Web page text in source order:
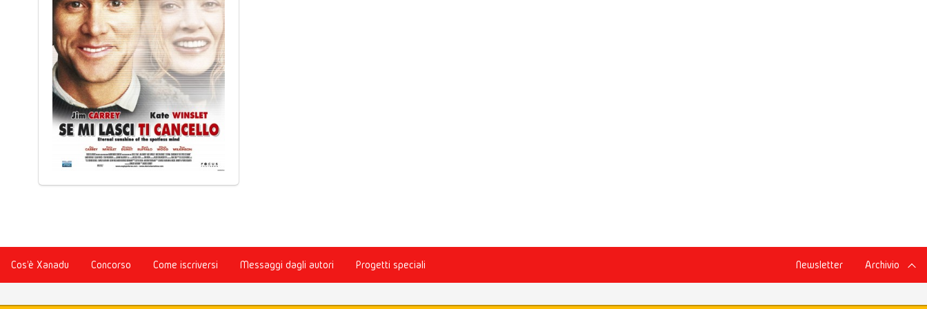
Cos'è Xanadu Concorso Come iscriversi Messaggi dagli autori Progetti speciali Newsletter Archivio